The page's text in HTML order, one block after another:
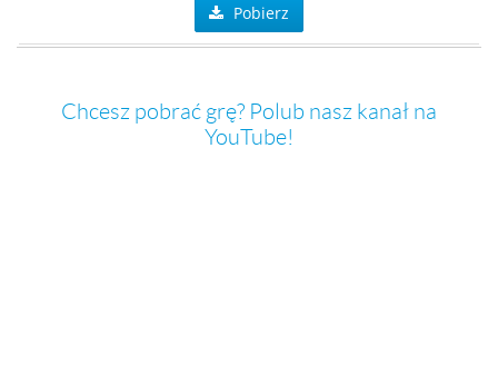
Pobierz
Chcesz pobrać grę? Polub nasz kanał na
YouTube!